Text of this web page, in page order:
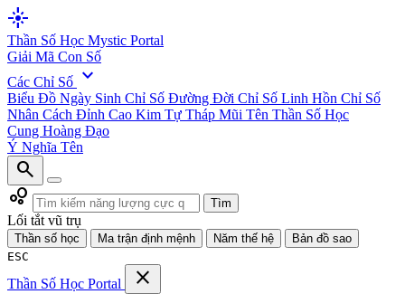
flare
Thần Số Học Mystic Portal
Giải Mã Con Số
Các Chỉ Số expand_more
Biểu Đồ Ngày Sinh Chỉ Số Đường Đời Chỉ Số Linh Hồn Chỉ Số
Nhân Cách Đỉnh Cao Kim Tự Tháp Mũi Tên Thần Số Học
Cung Hoàng Đạo
Ý Nghĩa Tên
search
bubble_chart
Tìm
Lối tắt vũ trụ
Thần số học Ma trận định mệnh Năm thế hệ
Bản đồ sao
ESC
Thần Số Học Portal close